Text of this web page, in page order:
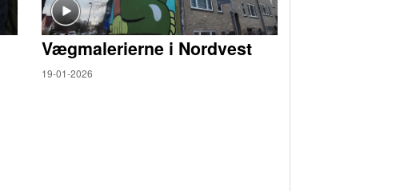
Vægmalerierne i Nordvest
19-01-2026